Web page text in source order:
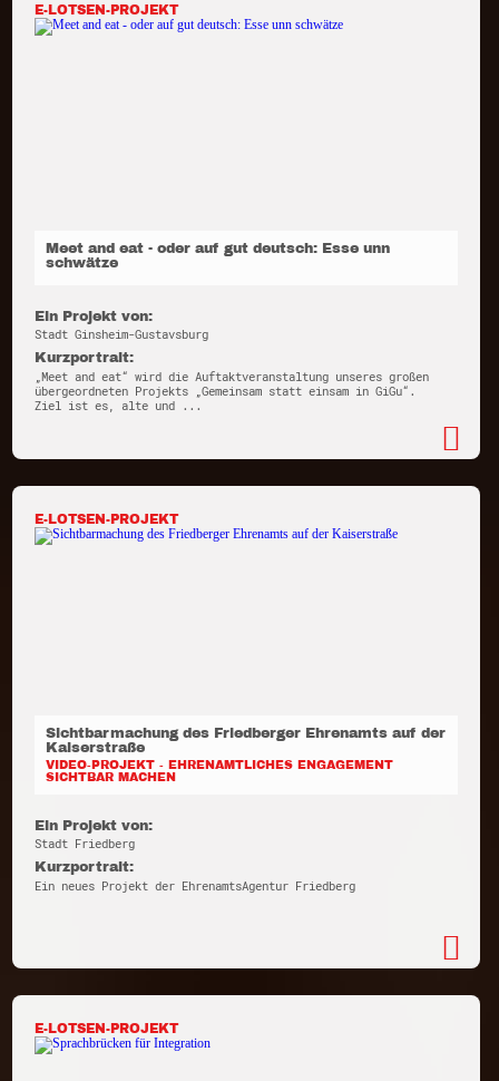
E-LOTSEN-PROJEKT
Meet and eat - oder auf gut deutsch: Esse unn
schwätze
Ein Projekt von:
Stadt Ginsheim-Gustavsburg
Kurzportrait:
„Meet and eat“ wird die Auftaktveranstaltung unseres großen
übergeordneten Projekts „Gemeinsam statt einsam in GiGu“.
Ziel ist es, alte und ...
E-LOTSEN-PROJEKT
Sichtbarmachung des Friedberger Ehrenamts auf der
Kaiserstraße
VIDEO-PROJEKT - EHRENAMTLICHES ENGAGEMENT
SICHTBAR MACHEN
Ein Projekt von:
Stadt Friedberg
Kurzportrait:
Ein neues Projekt der EhrenamtsAgentur Friedberg
E-LOTSEN-PROJEKT